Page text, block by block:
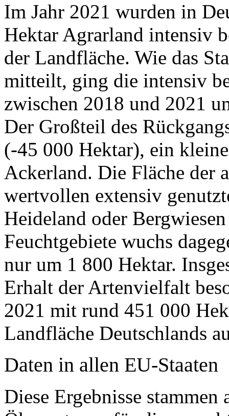
Im Jahr 2021 wurden in
Hektar Agrarland intensiv
der Landfläche. Wie das
mitteilt, ging die intensiv
zwischen 2018 und 2021
Der Großteil des
(-45 000 Hektar), ein
Ackerland. Die Fläche der
wertvollen extensiv
Heideland oder
Feuchtgebiete wuchs
nur um 1 800 Hektar.
Erhalt der Artenvielfalt
2021 mit rund 451 000
Landfläche Deutschlands
Daten in allen EU-Staaten
Diese Ergebnisse